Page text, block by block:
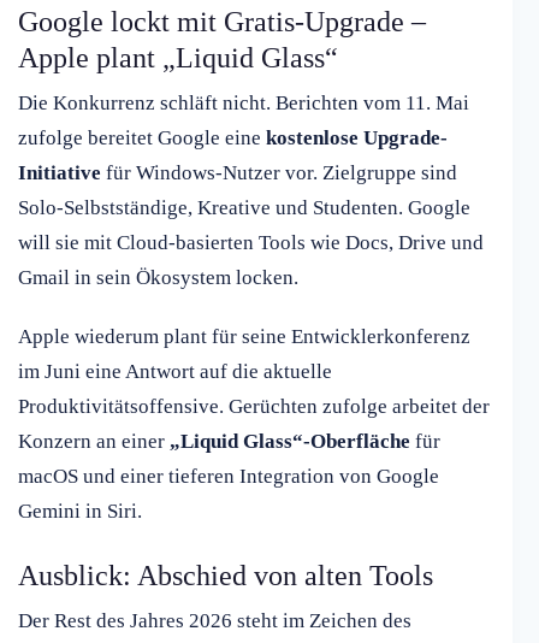
Google lockt mit Gratis-Upgrade –
Apple plant „Liquid Glass“
Die Konkurrenz schläft nicht. Berichten vom 11. Mai
zufolge bereitet Google eine kostenlose Upgrade-
Initiative für Windows-Nutzer vor. Zielgruppe sind
Solo-Selbstständige, Kreative und Studenten. Google
will sie mit Cloud-basierten Tools wie Docs, Drive und
Gmail in sein Ökosystem locken.
Apple wiederum plant für seine Entwicklerkonferenz
im Juni eine Antwort auf die aktuelle
Produktivitätsoffensive. Gerüchten zufolge arbeitet der
Konzern an einer „Liquid Glass“-Oberfläche für
macOS und einer tieferen Integration von Google
Gemini in Siri.
Ausblick: Abschied von alten Tools
Der Rest des Jahres 2026 steht im Zeichen des